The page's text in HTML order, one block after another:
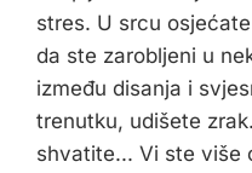
stres. U srcu
da ste zarobljeni u
između disanja i
trenutku, udišete
shvatite... Vi ste više